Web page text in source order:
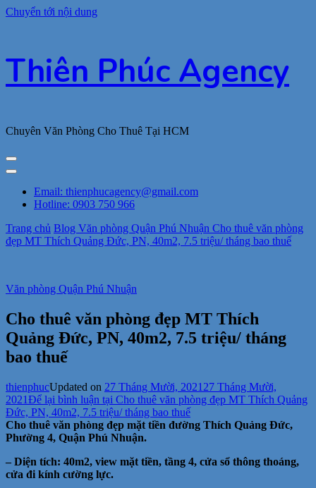
Chuyển tới nội dung
Thiên Phúc Agency
Chuyên Văn Phòng Cho Thuê Tại HCM
Email: thienphucagency@gmail.com
Hotline: 0903 750 966
Trang chủ Blog Văn phòng Quận Phú Nhuận Cho thuê văn phòng
đẹp MT Thích Quảng Đức, PN, 40m2, 7.5 triệu/ tháng bao thuế
Văn phòng Quận Phú Nhuận
Cho thuê văn phòng đẹp MT Thích
Quảng Đức, PN, 40m2, 7.5 triệu/ tháng
bao thuế
thienphucUpdated on 27 Tháng Mười, 2021 27 Tháng Mười,
2021Để lại bình luận tại Cho thuê văn phòng đẹp MT Thích Quảng
Đức, PN, 40m2, 7.5 triệu/ tháng bao thuế
Cho thuê văn phòng đẹp mặt tiền đường Thích Quảng Đức,
Phường 4, Quận Phú Nhuận.
– Diện tích: 40m2, view mặt tiền, tầng 4, cửa sổ thông thoáng,
cửa đi kính cường lực.